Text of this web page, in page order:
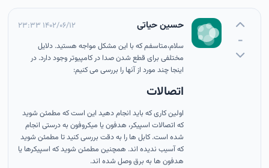
-
حسین حیاتی
۱۴۰۲/۰۶/۱۲ ۲۳:۳۳
سلام،متاسفم که با این مشکل مواجه هستید. دلایل
مختلفی برای قطع شدن صدا در کامپیوتر وجود دارد. در
اینجا چند مورد از آنها را بررسی می کنیم:
اتصالات
اولین کاری که باید انجام دهید این است که مطمئن شوید
که اتصالات اسپیکر، هدفون یا میکروفون به درستی انجام
شده است. کابل ها را به دقت بررسی کنید تا مطمئن شوید
که آسیب ندیده اند. همچنین مطمئن شوید که اسپیکرها یا
هدفون ها به برق وصل شده اند.